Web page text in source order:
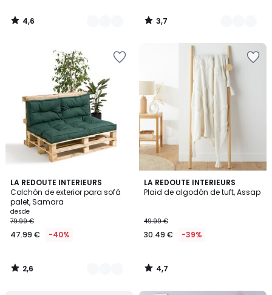
4,6
/
3,7
/
LA REDOUTE INTERIEURS
Colchón de exterior para sofá
palet, Samara
desde
79.99 €
47.99 € -40%
2,6
/ 5
3
Colores
2,6
/
LA REDOUTE INTERIEURS
Plaid de algodón de tuft, Assap
49.99 €
30.49 € -39%
4,7
/ 5
4,7
/